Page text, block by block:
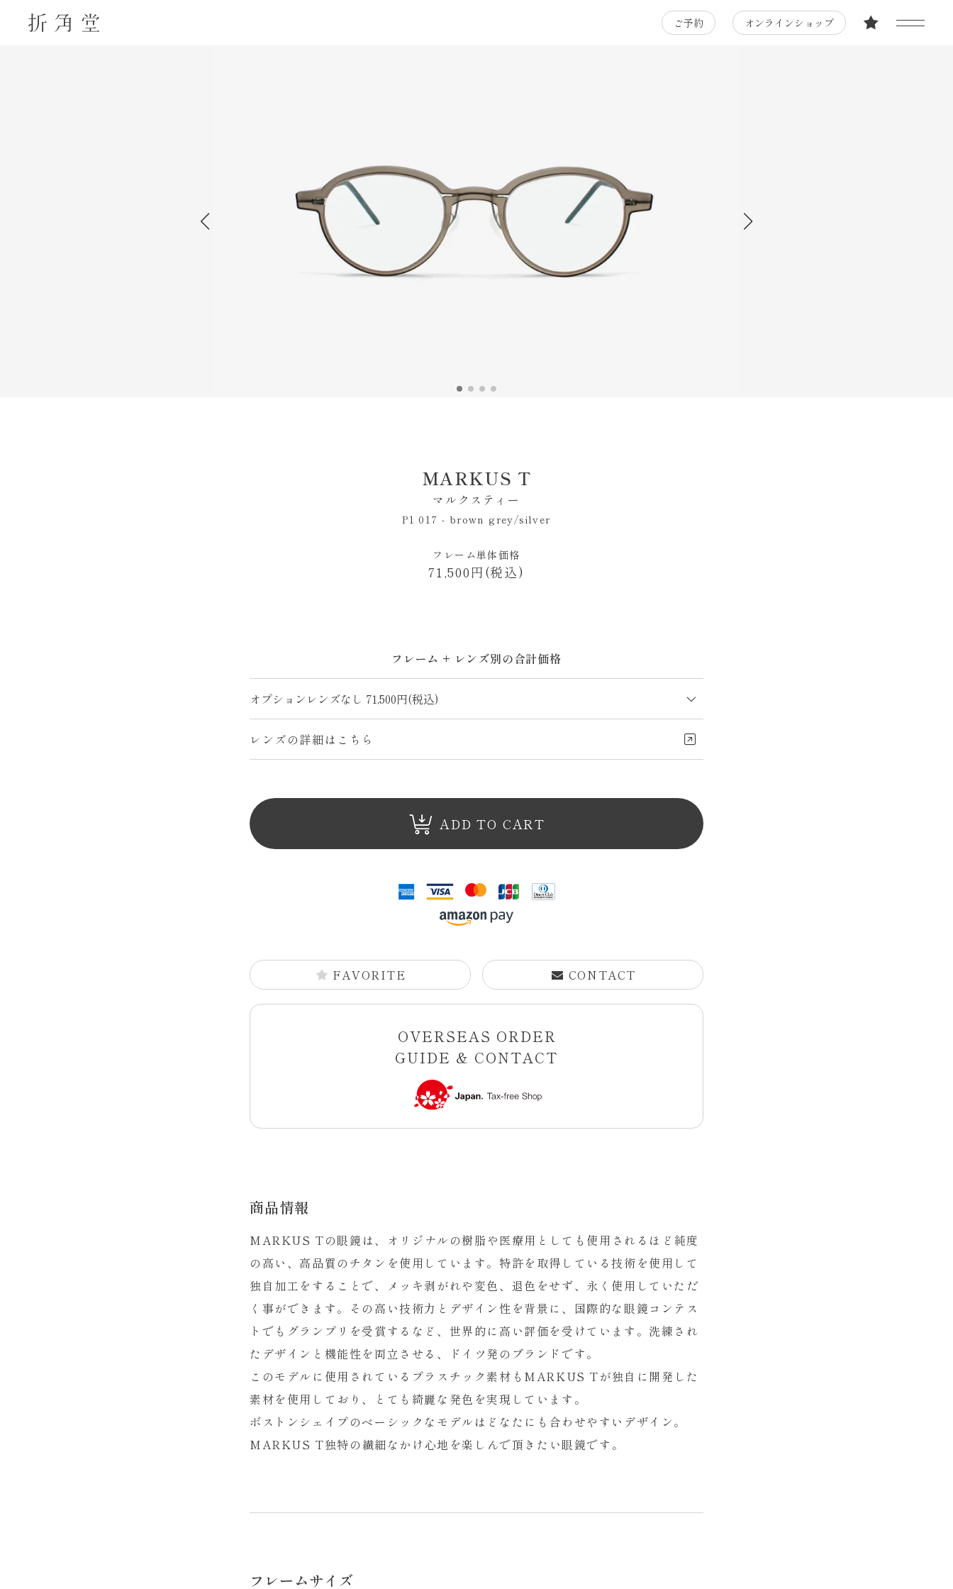
ご予約 オンラインショップ
MARKUS T
マルクスティー
P1 017 - brown grey/silver
フレーム単体価格
71,500円(税込)
フレーム + レンズ別の合計価格
レンズの詳細はこちら
ADD TO CART
FAVORITE CONTACT
OVERSEAS ORDER
GUIDE & CONTACT
商品情報
MARKUS Tの眼鏡は、オリジナルの樹脂や医療用としても使用されるほど純度
の高い、高品質のチタンを使用しています。特許を取得している技術を使用して
独自加工をすることで、メッキ剥がれや変色、退色をせず、永く使用していただ
く事ができます。その高い技術力とデザイン性を背景に、国際的な眼鏡コンテス
トでもグランプリを受賞するなど、世界的に高い評価を受けています。洗練され
たデザインと機能性を両立させる、ドイツ発のブランドです。
このモデルに使用されているプラスチック素材もMARKUS Tが独自に開発した
素材を使用しており、とても綺麗な発色を実現しています。
ボストンシェイプのベーシックなモデルはどなたにも合わせやすいデザイン。
MARKUS T独特の繊細なかけ心地を楽しんで頂きたい眼鏡です。
フレームサイズ